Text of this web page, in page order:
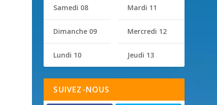
Samedi 08
Dimanche 09
Lundi 10
Mardi 11
Mercredi 12
Jeudi 13
SUIVEZ-NOUS